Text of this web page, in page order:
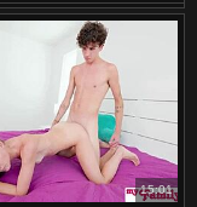
כוס גדול תחת
15:01